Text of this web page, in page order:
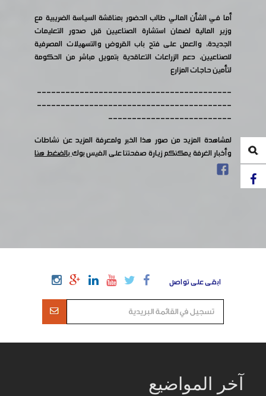
أما في الشأن المالي طالب الحضور بمناقشة السياسة الضريبية مع
وزير المالية لضمان استشارة الصناعيين قبل صدور التعليمات
الجديدة، والعمل على فتح باب القروض والتسهيلات المصرفية
للصناعيين، دعم الزراعات التعاقدية بتمويل مباشر من الحكومة
لتأمين حاجات المزارع
-----------------------------------------
-----------------------------------------
--------------------------
لمشاهدة المزيد من صور هذا الخبر ولمعرفة المزيد عن نشاطات
وأخبار الغرفة يمكنكم زيارة صفحتنا على الفيس بوكبالضغط هنا
ابقى على تواصل
آخر المواضيع